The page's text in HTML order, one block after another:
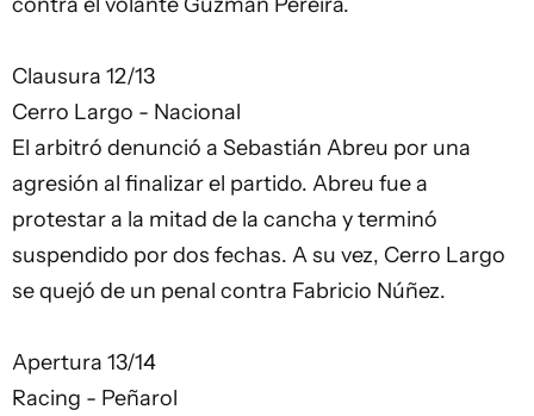
Clausura 12/13
Cerro Largo - Nacional
El arbitró denunció a Sebastián Abreu por una
agresión al finalizar el partido. Abreu fue a
protestar a la mitad de la cancha y terminó
suspendido por dos fechas. A su vez, Cerro Largo
se quejó de un penal contra Fabricio Núñez.
Apertura 13/14
Racing - Peñarol